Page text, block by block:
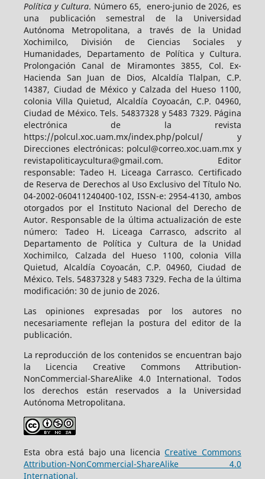
Política y Cultura. Número 65, enero-junio de 2026, es
una publicación semestral de la Universidad
Autónoma Metropolitana, a través de la Unidad
Xochimilco, División de Ciencias Sociales y
Humanidades, Departamento de Política y Cultura.
Prolongación Canal de Miramontes 3855, Col. Ex-
Hacienda San Juan de Dios, Alcaldía Tlalpan, C.P.
14387, Ciudad de México y Calzada del Hueso 1100,
colonia Villa Quietud, Alcaldía Coyoacán, C.P. 04960,
Ciudad de México. Tels. 54837328 y 5483 7329. Página
electrónica de la revista
https://polcul.xoc.uam.mx/index.php/polcul/ y
Direcciones electrónicas: polcul@correo.xoc.uam.mx y
revistapoliticaycultura@gmail.com. Editor
responsable: Tadeo H. Liceaga Carrasco. Certificado
de Reserva de Derechos al Uso Exclusivo del Título No.
04-2002-060411240400-102, ISSN-e: 2954-4130, ambos
otorgados por el Instituto Nacional del Derecho de
Autor. Responsable de la última actualización de este
número: Tadeo H. Liceaga Carrasco, adscrito al
Departamento de Política y Cultura de la Unidad
Xochimilco, Calzada del Hueso 1100, colonia Villa
Quietud, Alcaldía Coyoacán, C.P. 04960, Ciudad de
México. Tels. 54837328 y 5483 7329. Fecha de la última
modificación: 30 de junio de 2026.
Las opiniones expresadas por los autores no
necesariamente reflejan la postura del editor de la
publicación.
La reproducción de los contenidos se encuentran bajo
la Licencia Creative Commons Attribution-
NonCommercial-ShareAlike 4.0 International. Todos
los derechos están reservados a la Universidad
Autónoma Metropolitana.
Esta obra está bajo una licenciaCreative Commons
Attribution-NonCommercial-ShareAlike 4.0
International.